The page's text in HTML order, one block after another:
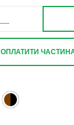
ОПЛАТИТИ